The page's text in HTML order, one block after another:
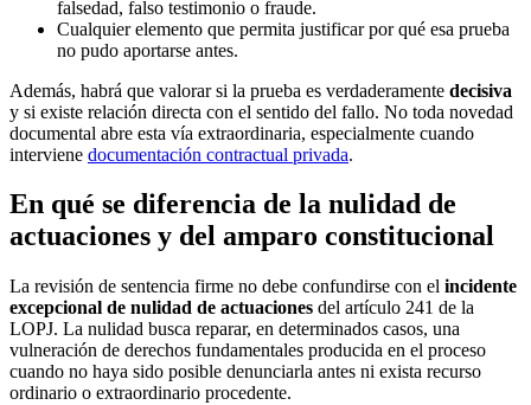
falsedad, falso testimonio o fraude.
Cualquier elemento que permita justificar por qué esa prueba
no pudo aportarse antes.
Además, habrá que valorar si la prueba es verdaderamente decisiva
y si existe relación directa con el sentido del fallo. No toda novedad
documental abre esta vía extraordinaria, especialmente cuando
interviene documentación contractual privada.
En qué se diferencia de la nulidad de
actuaciones y del amparo constitucional
La revisión de sentencia firme no debe confundirse con el incidente
excepcional de nulidad de actuaciones del artículo 241 de la
LOPJ. La nulidad busca reparar, en determinados casos, una
vulneración de derechos fundamentales producida en el proceso
cuando no haya sido posible denunciarla antes ni exista recurso
ordinario o extraordinario procedente.